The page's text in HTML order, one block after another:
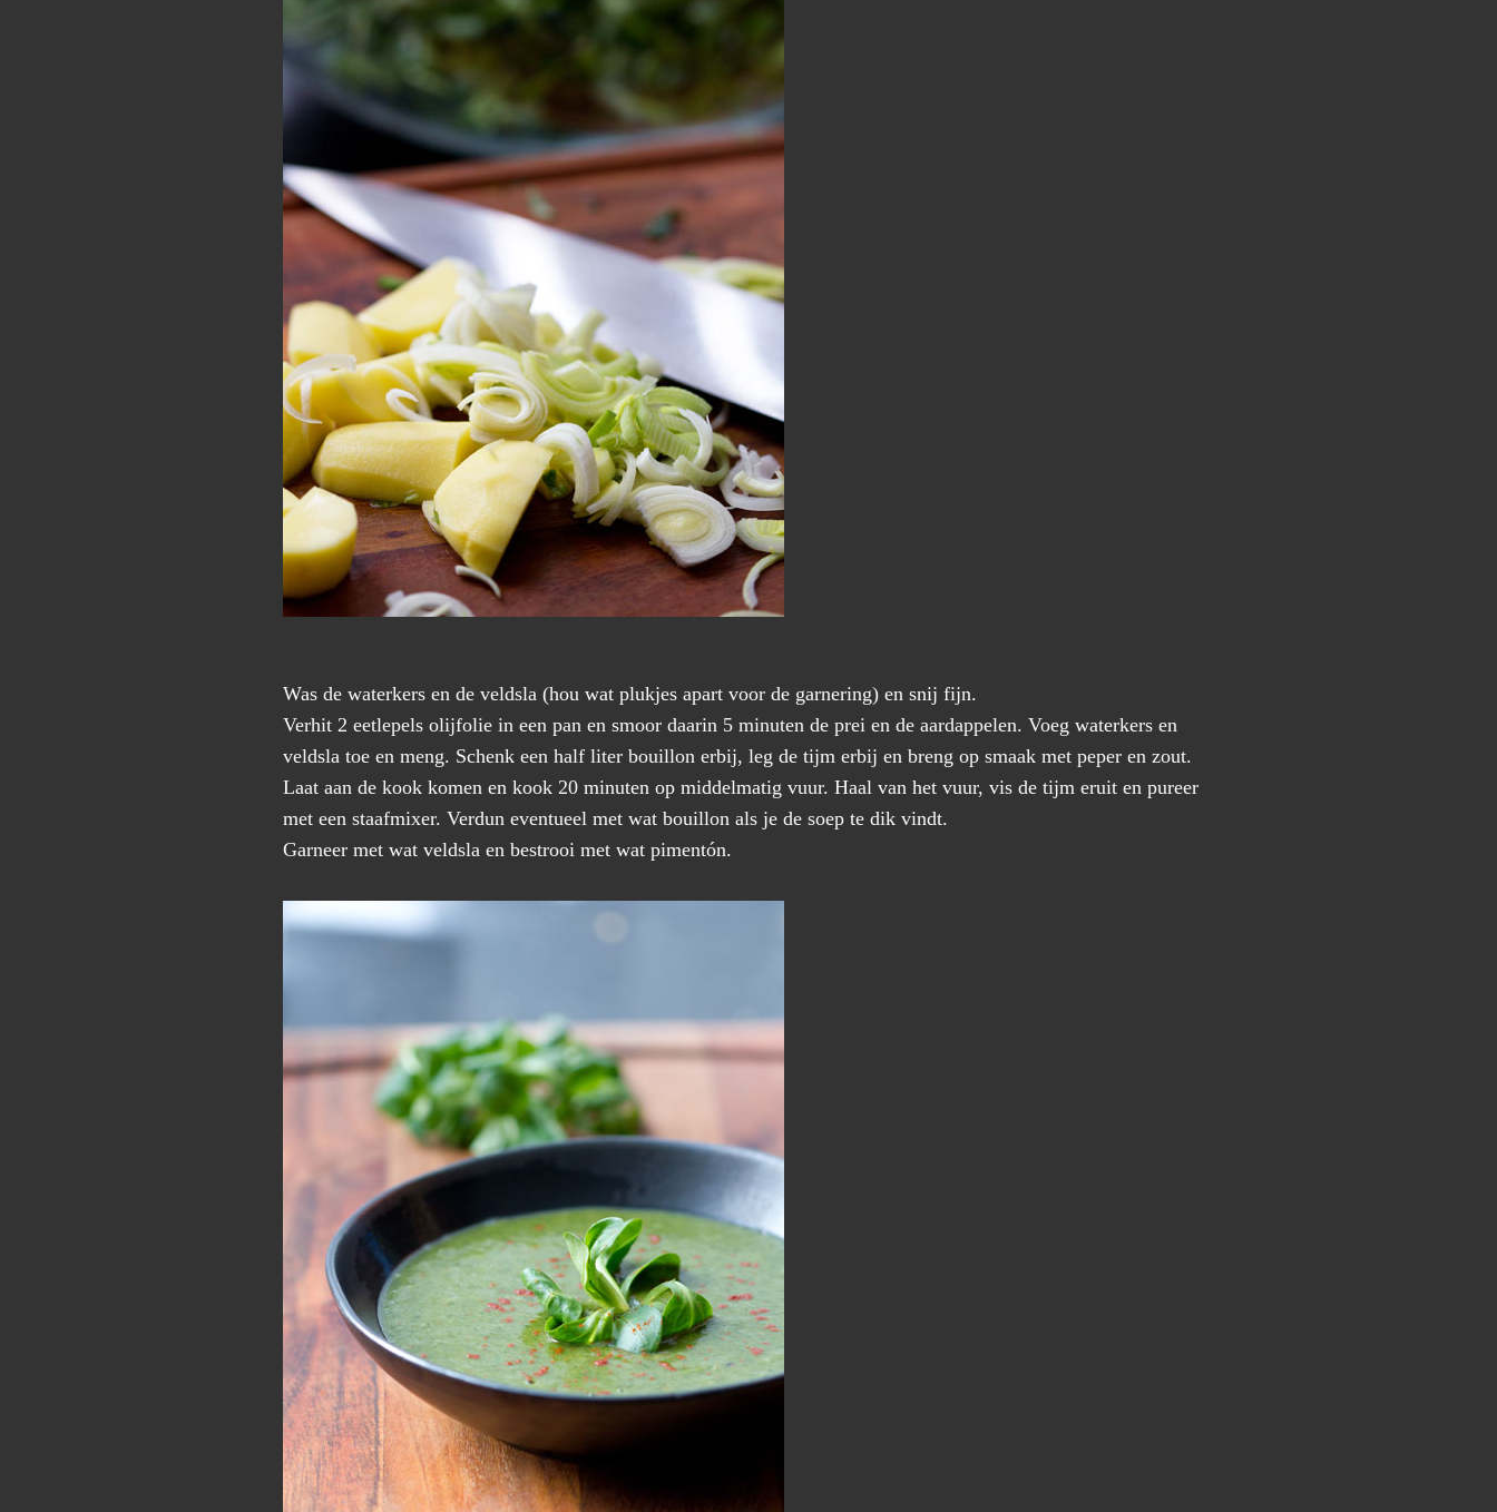
Was de waterkers en de veldsla (hou wat plukjes apart voor de garnering) en snij fijn.
Verhit 2 eetlepels olijfolie in een pan en smoor daarin 5 minuten de prei en de aardappelen. Voeg waterkers en
veldsla toe en meng. Schenk een half liter bouillon erbij, leg de tijm erbij en breng op smaak met peper en zout.
Laat aan de kook komen en kook 20 minuten op middelmatig vuur. Haal van het vuur, vis de tijm eruit en pureer
met een staafmixer. Verdun eventueel met wat bouillon als je de soep te dik vindt.
Garneer met wat veldsla en bestrooi met wat pimentón.